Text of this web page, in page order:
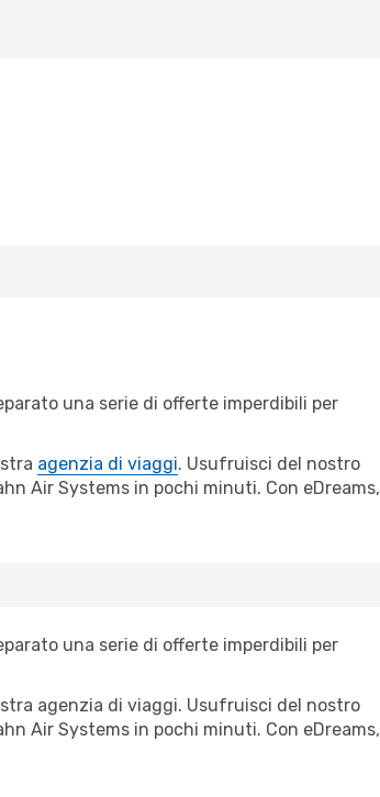
una serie di offerte imperdibili per
agenzia di viaggi. Usufruisci del nostro
Air Systems in pochi minuti. Con eDreams,
una serie di offerte imperdibili per
agenzia di viaggi. Usufruisci del nostro
Air Systems in pochi minuti. Con eDreams,